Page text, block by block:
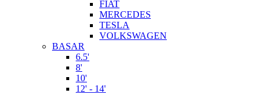
FIAT
MERCEDES
TESLA
VOLKSWAGEN
BASAR
6.5'
8'
10'
12' - 14'